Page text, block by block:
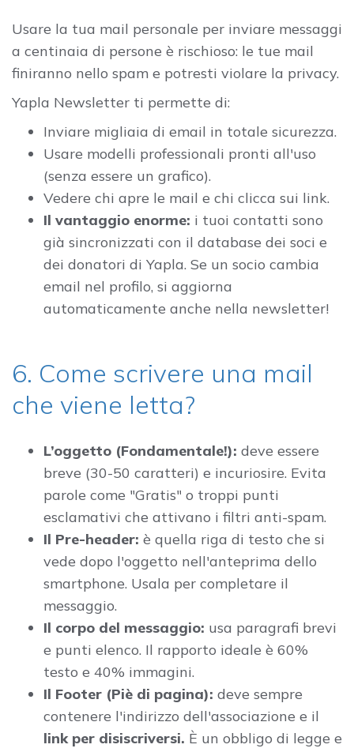
Usare la tua mail personale per inviare messaggi
a centinaia di persone è rischioso: le tue mail
finiranno nello spam e potresti violare la privacy.
Yapla Newsletter ti permette di:
Inviare migliaia di email in totale sicurezza.
Usare modelli professionali pronti all'uso
(senza essere un grafico).
Vedere chi apre le mail e chi clicca sui link.
Il vantaggio enorme: i tuoi contatti sono
già sincronizzati con il database dei soci e
dei donatori di Yapla. Se un socio cambia
email nel profilo, si aggiorna
automaticamente anche nella newsletter!
6. Come scrivere una mail
che viene letta?
L’oggetto (Fondamentale!): deve essere
breve (30-50 caratteri) e incuriosire. Evita
parole come "Gratis" o troppi punti
esclamativi che attivano i filtri anti-spam.
Il Pre-header: è quella riga di testo che si
vede dopo l'oggetto nell'anteprima dello
smartphone. Usala per completare il
messaggio.
Il corpo del messaggio: usa paragrafi brevi
e punti elenco. Il rapporto ideale è 60%
testo e 40% immagini.
Il Footer (Piè di pagina): deve sempre
contenere l'indirizzo dell'associazione e il
link per disiscriversi. È un obbligo di legge e